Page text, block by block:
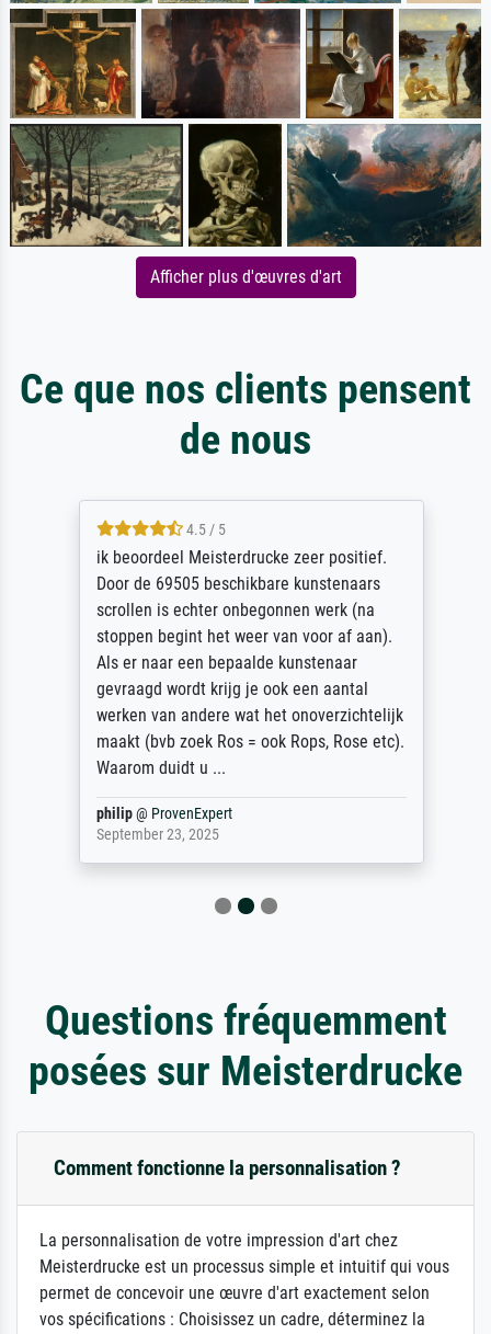
Afficher plus d'œuvres d'art
Ce que nos clients pensent
de nous
4.5 / 5
ik beoordeel Meisterdrucke zeer positief.
Door de 69505 beschikbare kunstenaars
scrollen is echter onbegonnen werk (na
stoppen begint het weer van voor af aan).
Als er naar een bepaalde kunstenaar
gevraagd wordt krijg je ook een aantal
werken van andere wat het onoverzichtelijk
maakt (bvb zoek Ros = ook Rops, Rose etc).
Waarom duidt u ...
philip@ProvenExpert
September 23, 2025
Questions fréquemment
posées sur Meisterdrucke
Comment fonctionne la personnalisation ?
La personnalisation de votre impression d'art chez
Meisterdrucke est un processus simple et intuitif qui vous
permet de concevoir une œuvre d'art exactement selon
vos spécifications : Choisissez un cadre, déterminez la